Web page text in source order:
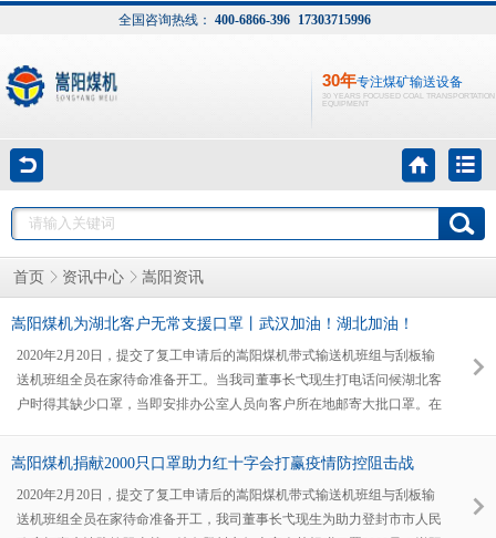
全国咨询热线： 400-6866-396 17303715996
30年专注煤矿输送设备
30 YEARS FOCUSED COAL TRANSPORTATION
EQUIPMENT
首页 资讯中心 嵩阳资讯
嵩阳煤机为湖北客户无常支援口罩丨武汉加油！湖北加油！
2020年2月20日，提交了复工申请后的嵩阳煤机带式输送机班组与刮板输
送机班组全员在家待命准备开工。当我司董事长弋现生打电话问候湖北客
户时得其缺少口罩，当即安排办公室人员向客户所在地邮寄大批口罩。在
疫情防控阻击战！嵩阳煤机作为专注煤矿输送设备的生产厂家，深知矿用
生产制作及售后服务的每一个环节，我们都致力于精益求精，力求完美，
确保客户在我们提供的输送设备和服务项目中获得最大价值；丰富的设
嵩阳煤机捐献2000只口罩助力红十字会打赢疫情防控阻击战
2020年2月20日，提交了复工申请后的嵩阳煤机带式输送机班组与刮板输
送机班组全员在家待命准备开工，我司董事长弋现生为助力登封市市人民